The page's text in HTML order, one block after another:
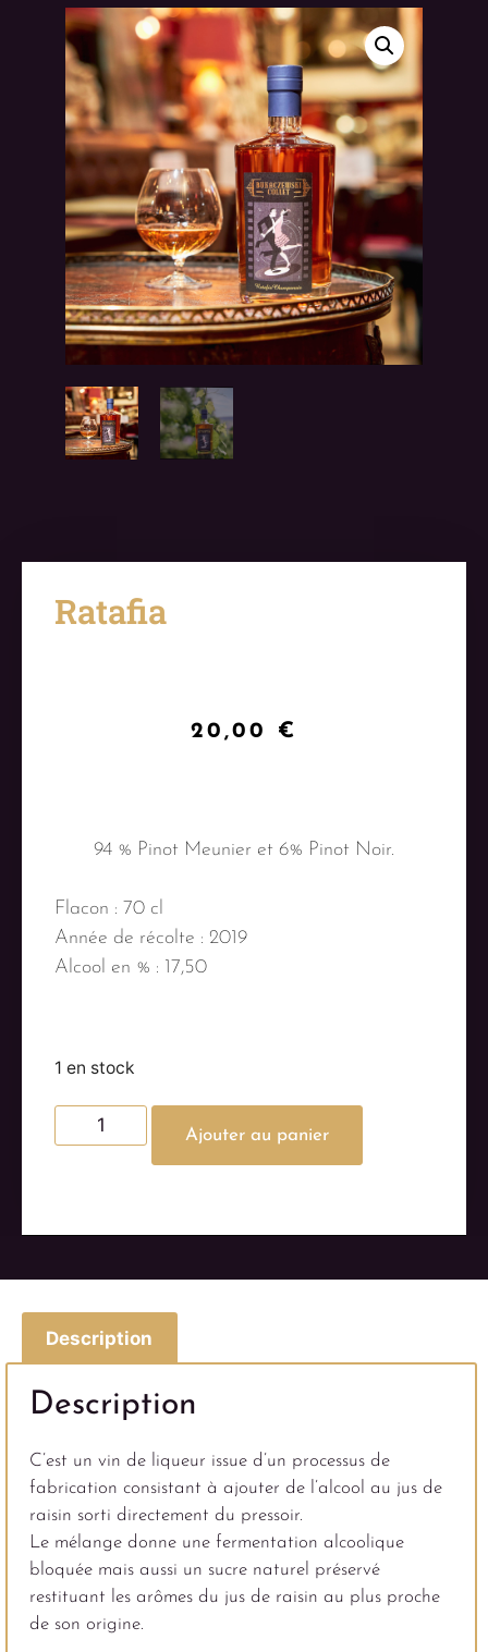
Ratafia
20,00 €
94 % Pinot Meunier et 6% Pinot Noir.
Flacon : 70 cl
Année de récolte : 2019
Alcool en % : 17,50
1 en stock
Ajouter au panier
Description
Description
C’est un vin de liqueur issue d’un processus de
fabrication consistant à ajouter de l’alcool au jus de
raisin sorti directement du pressoir.
Le mélange donne une fermentation alcoolique
bloquée mais aussi un sucre naturel préservé
restituant les arômes du jus de raisin au plus proche
de son origine.